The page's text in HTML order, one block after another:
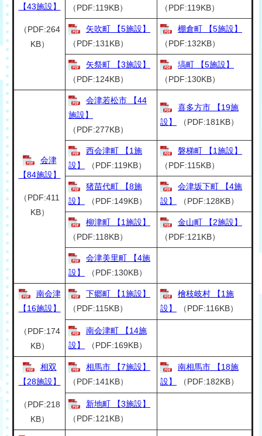
【43施設】
（PDF:264
KB）
（PDF:119KB）
（PDF:119KB）
矢吹町 【5施設】
（PDF:131KB）
棚倉町 【5施設】
（PDF:132KB）
矢祭町 【3施設】
（PDF:124KB）
塙町 【5施設】
（PDF:130KB）
会津
【84施設】
（PDF:411
KB）
会津若松市 【44
施設】
（PDF:277KB）
喜多方市 【19施
設】
（PDF:181KB）
西会津町 【1施
設】
（PDF:119KB）
磐梯町 【1施設】
（PDF:115KB）
猪苗代町 【8施
設】
（PDF:149KB）
会津坂下町 【4施
設】
（PDF:128KB）
柳津町 【1施設】
（PDF:118KB）
金山町 【2施設】
（PDF:121KB）
会津美里町 【4施
設】
（PDF:130KB）
南会津
【16施設】
（PDF:174
KB）
下郷町 【1施設】
（PDF:115KB）
檜枝岐村 【1施
設】
（PDF:116KB）
南会津町 【14施
設】
（PDF:169KB）
相双
【28施設】
（PDF:218
KB）
相馬市 【7施設】
（PDF:141KB）
南相馬市 【18施
設】
（PDF:182KB）
新地町 【3施設】
（PDF:121KB）